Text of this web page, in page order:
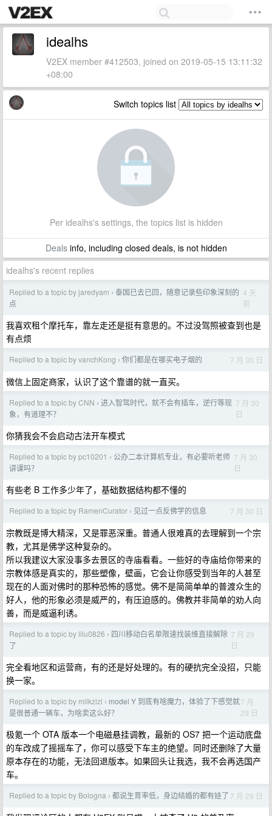
idealhs
V2EX member #412503, joined on 2019-05-15 13:11:32
+08:00
Switch topics list
Per idealhs's settings, the topics list is hidden
Dealsinfo, including closed deals, is not hidden
idealhs's recent replies
Replied to a topic by jaredyam › 泰国已去已回，随意记录些印象深刻的
点
4 天
前
我喜欢租个摩托车，靠左走还是挺有意思的。不过没驾照被查到也是
有点烦
Replied to a topic by vanchKong › 你们都是在哪买电子烟的 7 月 30 日
微信上固定商家，认识了这个靠谱的就一直买。
Replied to a topic by CNN › 进入智驾时代，就不会有插车，逆行等现
象，有道理不？
7 月 30
日
你猜我会不会启动古法开车模式
Replied to a topic by pc10201 › 公办二本计算机专业，有必要听老师
讲课吗？
7 月 30
日
有些老 B 工作多少年了，基础数据结构都不懂的
Replied to a topic by RamenCurator › 见过一点反佛学的信息 7 月 30 日
宗教既是博大精深，又是罪恶深重。普通人很难真的去理解到一个宗
教，尤其是佛学这种复杂的。
所以我建议大家没事多去景区的寺庙看看。一些好的寺庙给你带来的
宗教体感是真实的，那些塑像，壁画，它会让你感受到当年的人甚至
现在的人面对佛时的那种恐怖的感觉。佛不是简简单单的普渡众生的
好人，他的形象必须是威严的，有压迫感的。佛教并非简单的劝人向
善，而是威逼利诱。
Replied to a topic by lilu0826 › 四川移动白名单限速找装维直接解除
了
7 月 29
日
完全看地区和运营商，有的还是好处理的。有的硬抗完全没招，只能
换一家。
Replied to a topic by milkzizi › model Y 到底有啥魔力，体验了下感觉就
是很普通一辆车，为啥卖这么好？
7 月
29 日
极氪一个 OTA 版本一个电磁悬挂调教，最新的 OS7 把一个运动底盘
的车改成了摇摇车了，你可以感受下车主的绝望。同时还删除了大量
原本存在的功能，无法回退版本。如果回头让我选，我不会再选国产
车。
Replied to a topic by Bologna › 都说生育率低，身边结婚的都有娃了 7 月 29 日